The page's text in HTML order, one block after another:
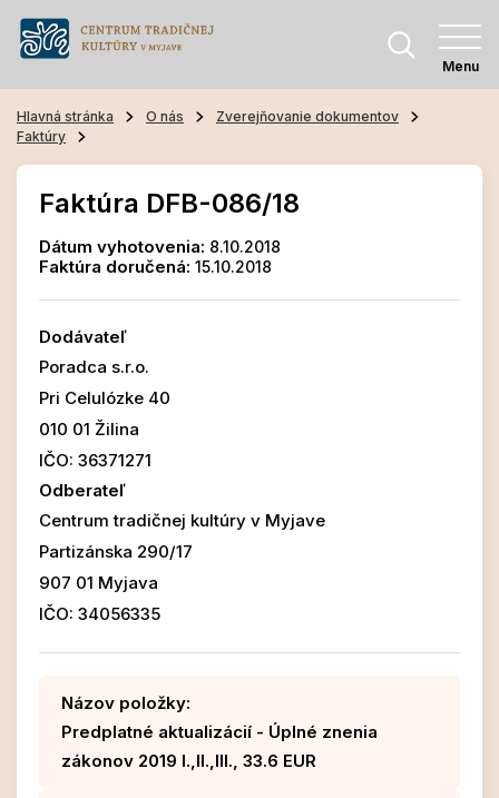
Menu
Hlavná stránka O nás
Zverejňovanie dokumentov
Faktúry
Faktúra DFB-086/18
Dátum vyhotovenia: 8.10.2018
Faktúra doručená: 15.10.2018
Dodávateľ
Poradca s.r.o.
Pri Celulózke 40
010 01 Žilina
IČO: 36371271
Odberateľ
Centrum tradičnej kultúry v Myjave
Partizánska 290/17
907 01 Myjava
IČO: 34056335
Názov položky:
Predplatné aktualizácií - Úplné znenia
zákonov 2019 I.,II.,III., 33.6 EUR